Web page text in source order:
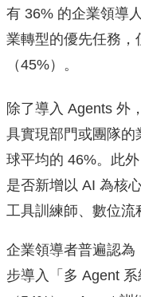
有 36% 的企業領導
業轉型的優先任務，
（45%）。
除了導入 Agents 外
具實現部門或團隊的
球平均的 46%。此
是否新增以 AI 為核
工具訓練師、數位流
企業領導者普遍認為
步導入「多 Agent